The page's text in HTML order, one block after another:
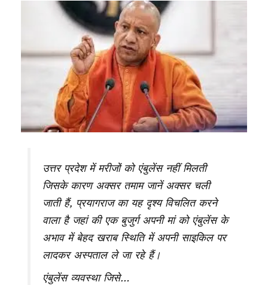
उत्तर प्रदेश में मरीजों को एंबुलेंस नहीं मिलती
जिसके कारण अक्सर तमाम जानें अक्सर चली
जाती हैं, प्रयागराज का यह दृश्य विचलित करने
वाला है जहां की एक बुजुर्ग अपनी मां को एंबुलेंस के
अभाव में बेहद खराब स्थिति में अपनी साइकिल पर
लादकर अस्पताल ले जा रहे हैं।
एंबुलेंस व्यवस्था जिसे…